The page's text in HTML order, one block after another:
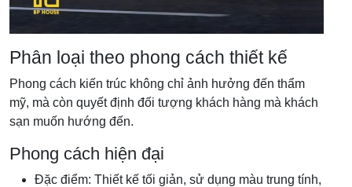
Phân loại theo phong cách thiết kế
Phong cách kiến trúc không chỉ ảnh hưởng đến thẩm
mỹ, mà còn quyết định đối tượng khách hàng mà khách
sạn muốn hướng đến.
Phong cách hiện đại
Đặc điểm: Thiết kế tối giản, sử dụng màu trung tính,